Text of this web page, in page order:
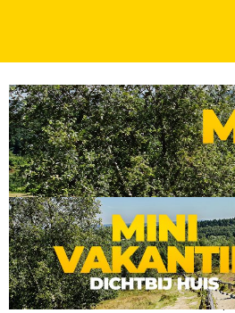
FLETCHER SPECIALS DAGEN
Geniet midden in het
Fletcher Hotel-Restaurant Bon